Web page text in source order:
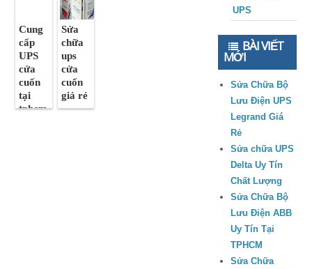
Cung
cấp
UPS
cửa
cuốn
tại
tphcm
Sửa
chữa
ups
cửa
cuốn
giá rẻ
UPS
BÀI VIẾT
MỚI
Sửa Chữa Bộ
Lưu Điện UPS
Legrand Giá
Rẻ
Sửa chữa UPS
Delta Uy Tín
Chất Lượng
Sửa Chữa Bộ
Lưu Điện ABB
Uy Tín Tại
TPHCM
Sửa Chữa